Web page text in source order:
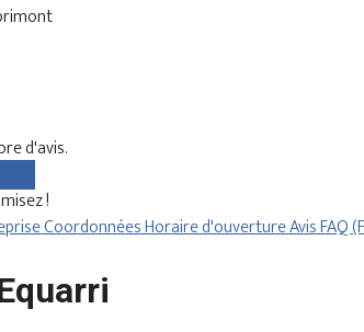
d'avis.
!
CoordonnéesHoraire d'ouvertureAvisFAQ